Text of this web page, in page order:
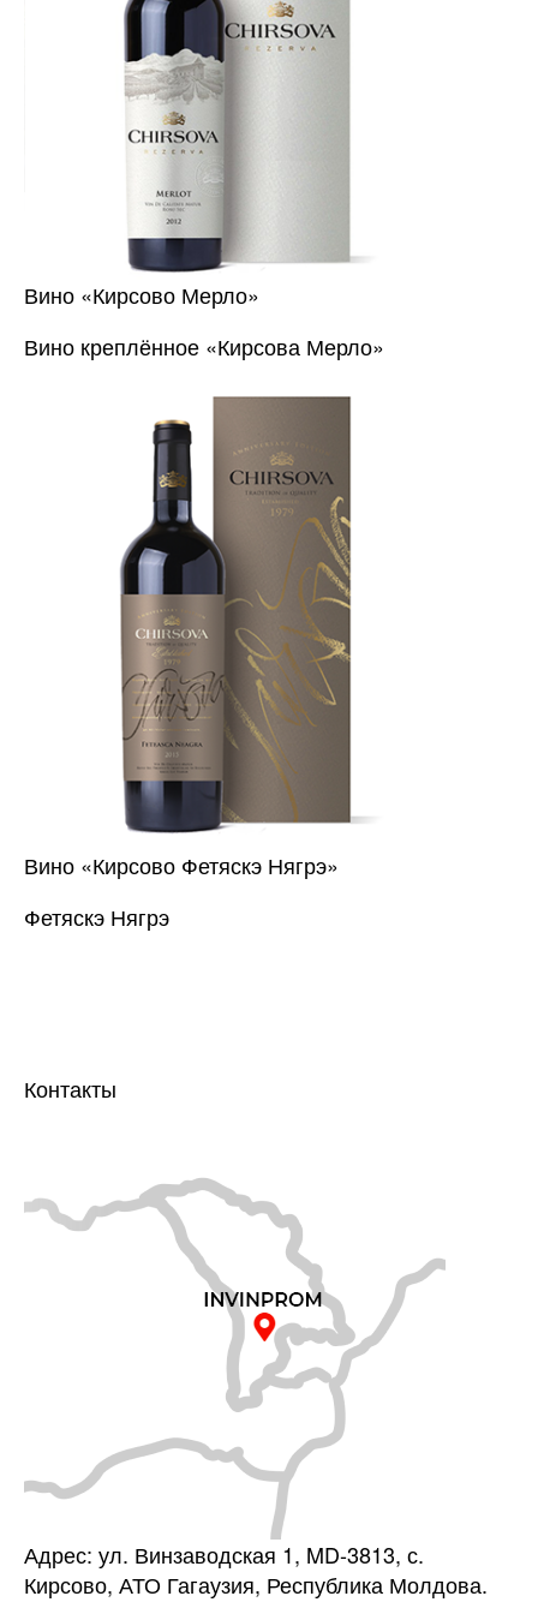
Вино «Кирсово Мерло»
Вино креплённое «Кирсова Мерло»
Вино «Кирсово Фетяскэ Нягрэ»
Фетяскэ Нягрэ
Контакты
Адрес: ул. Винзаводская 1, MD-3813, с.
Кирсово, АТО Гагаузия, Республика Молдова.